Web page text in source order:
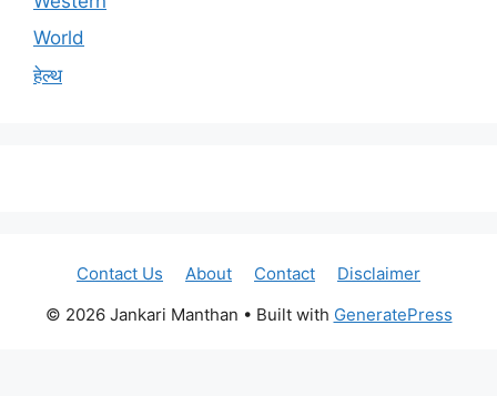
World
हेल्थ
Contact Us About Contact
Disclaimer
© 2026 Jankari Manthan • Built with GeneratePress